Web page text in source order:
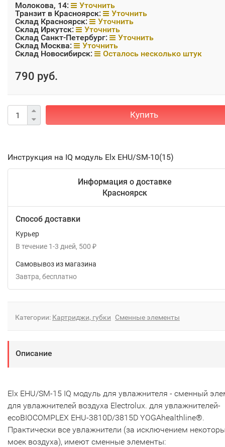
Молокова, 14:
Уточнить
Транзит в Красноярск:
Уточнить
Склад Красноярск:
Уточнить
Склад Иркутск:
Уточнить
Склад Санкт-Петербург:
Уточнить
Склад Москва:
Уточнить
Склад Новосибирск:
Осталось несколько штук
790 руб.
Купить
Инструкция на IQ модуль Elx EHU/SM-10(15)
Информация о доставке
Красноярск
Способ доставки
Курьер
В течение 1-3 дней 500 ₽
Самовывоз из магазина
Завтра
Бесплатно
Категории: Картриджи, губки Сменные элементы
Описание
Elx EHU/SM-15 IQ модуль для увлажнителя - сменный
для увлажнителей воздуха Electrolux. для увлажнителей-
ecoBIOCOMPLEX EHU-3810D/3815D YOGAhealthline®.
Практически все увлажнители (за исключением
моек воздуха), имеют сменные элементы: